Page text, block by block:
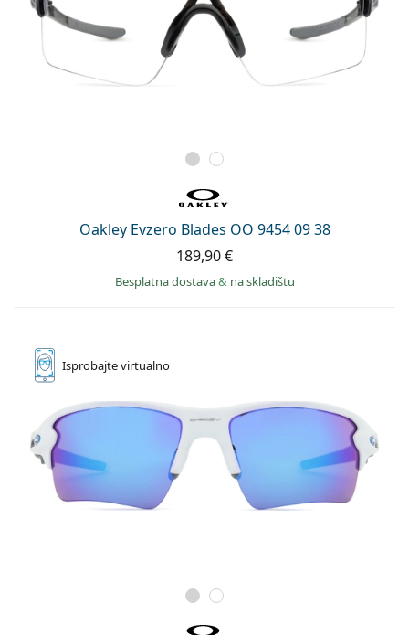
Oakley Evzero Blades OO 9454 09 38
189,90 €
Besplatna dostava& na skladištu
Isprobajtevirtualno